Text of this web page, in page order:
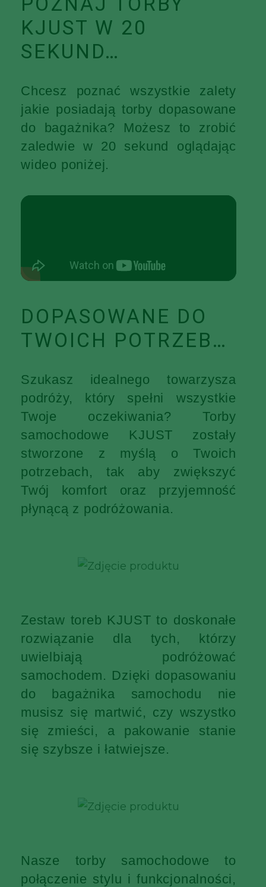
KJUST W 20
SEKUND…
Chcesz poznać wszystkie zalety
jakie posiadają torby dopasowane
do bagażnika? Możesz to zrobić
zaledwie w 20 sekund oglądając
wideo poniżej.
DOPASOWANE DO
TWOICH POTRZEB…
Szukasz idealnego towarzysza
podróży, który spełni wszystkie
Twoje oczekiwania? Torby
samochodowe KJUST zostały
stworzone z myślą o Twoich
potrzebach, tak aby zwiększyć
Twój komfort oraz przyjemność
płynącą z podróżowania.
Zestaw toreb KJUST to doskonałe
rozwiązanie dla tych, którzy
uwielbiają podróżować
samochodem. Dzięki dopasowaniu
do bagażnika samochodu nie
musisz się martwić, czy wszystko
się zmieści, a pakowanie stanie
się szybsze i łatwiejsze.
Nasze torby samochodowe to
połączenie stylu i funkcjonalności,